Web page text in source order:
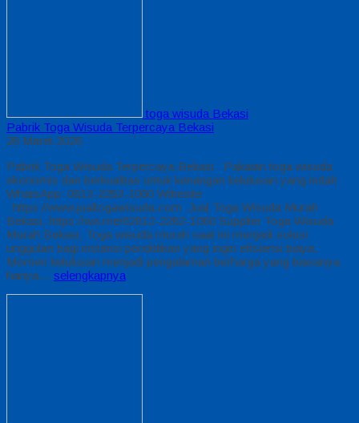
toga wisuda Bekasi
Pabrik Toga Wisuda Terpercaya Bekasi
28 Maret 2026
Pabrik Toga Wisuda Terpercaya Bekasi Pakaian toga wisuda
ekonomis dan berkualitas untuk kenangan kelulusan yang indah
WhatsApp: 0812-2282-1060 Wibesite
: https://www.jualtogawisuda.com Jual Toga Wisuda Murah
Bekasi, https://wa.me/62812-2282-1060 Supplier Toga Wisuda
Murah Bekasi, Toga wisuda murah saat ini menjadi solusi
unggulan bagi instansi pendidikan yang ingin efisiensi biaya.
Momen kelulusan menjadi pengalaman berharga yang biasanya
hanya… selengkapnya